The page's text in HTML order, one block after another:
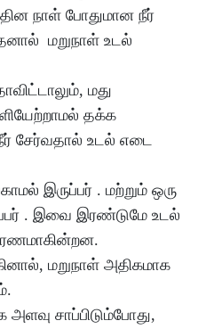
நாள் போதுமான நீர்
மறுநாள் உடல்
மது
தக்க
சேர்வதால் உடல் எடை
இருப்பர் . மற்றும் ஒரு
. இவை இரண்டுமே உடல்
மறுநாள் அதிகமாக
சாப்பிடும்போது,